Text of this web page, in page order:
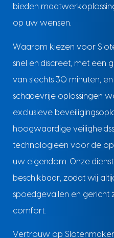
bieden
op uw wensen.
Waarom kiezen voor
snel en discreet, met een
van slechts 30 minuten,
schadevrije oplossingen
exclusieve
hoogwaardige
technologieën voor de
uw eigendom. Onze
beschikbaar, zodat wij
spoedgevallen en gericht
comfort.
Vertrouw op